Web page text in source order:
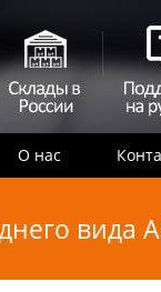
О нас
вида